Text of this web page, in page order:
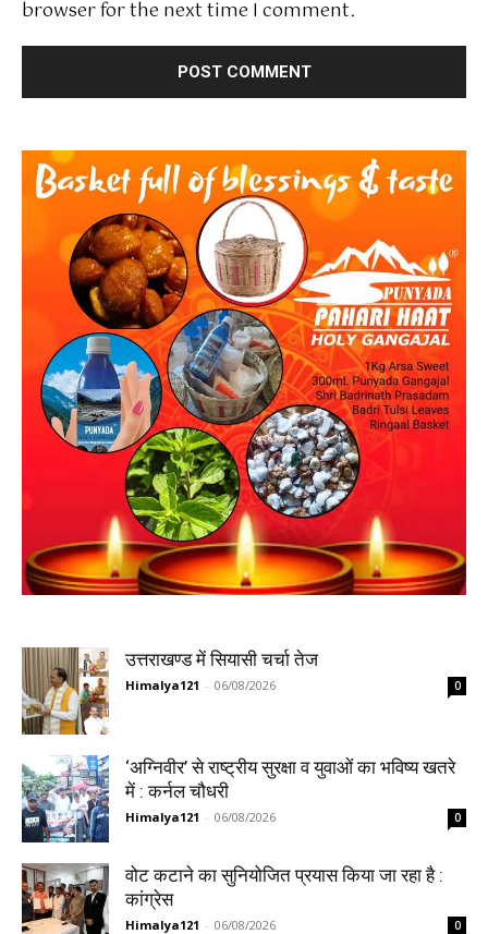
browser for the next time I comment.
उत्तराखण्ड में सियासी चर्चा तेज
Himalya121 - 06/08/2026 0
‘अग्निवीर’ से राष्ट्रीय सुरक्षा व युवाओं का भविष्य खतरे
में : कर्नल चौधरी
Himalya121 - 06/08/2026 0
वोट कटाने का सुनियोजित प्रयास किया जा रहा है :
कांग्रेस
Himalya121 - 06/08/2026 0